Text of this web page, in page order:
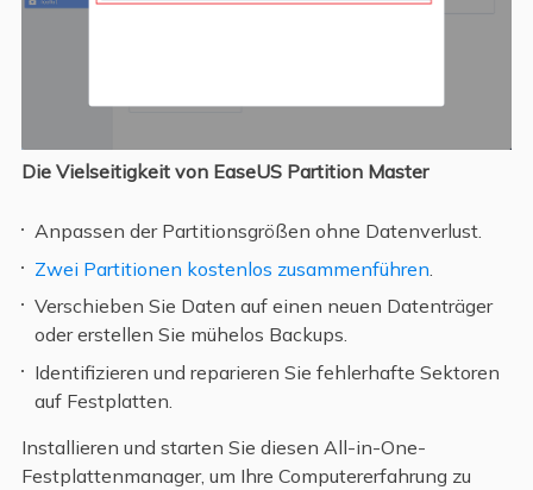
Die Vielseitigkeit von EaseUS Partition Master
Anpassen der Partitionsgrößen ohne Datenverlust.
Zwei Partitionen kostenlos zusammenführen
Verschieben Sie Daten auf einen neuen Datenträger
oder erstellen Sie mühelos Backups.
Identifizieren und reparieren Sie fehlerhafte Sektoren
auf Festplatten.
Installieren und starten Sie diesen All-in-One-
Festplattenmanager, um Ihre Computererfahrung zu